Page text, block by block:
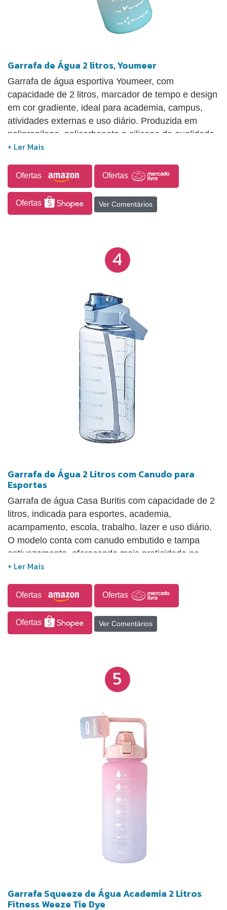
Garrafa de Água 2 litros, Youmeer
Garrafa de água esportiva Youmeer, com
capacidade de 2 litros, marcador de tempo e design
em cor gradiente, ideal para academia, campus,
atividades externas e uso diário. Produzida em
polipropileno, policarbonato e silicone de qualidade
alimentar, possui estrutura leve, alça de pulso para
evitar quedas durante o uso e vedação à prova de
vazamentos. O canudo em silicone facilita o
consumo de água durante atividades como
caminhada, corrida ou ciclismo, enquanto os
visual em degradê também facilita a identificação da
garrafa em ambientes compartilhados.
Ofertas Ofertas
Ofertas Ver Comentários
4
Garrafa de Água 2 Litros com Canudo para
Esportes
Garrafa de água Casa Buritis com capacidade de 2
litros, indicada para esportes, academia,
acampamento, escola, trabalho, lazer e uso diário.
O modelo conta com canudo embutido e tampa
antivazamento, oferecendo mais praticidade no
consumo de água e ajudando a evitar desperdícios.
acompanhar a rotina em diferentes ambientes, além
de ser produzida com material durável e livre de
BPA. Produto com distribuição exclusiva Casa
Buritis.
Ofertas Ofertas
Ofertas Ver Comentários
5
Garrafa Squeeze de Água Academia 2 Litros
Fitness Weeze Tie Dye